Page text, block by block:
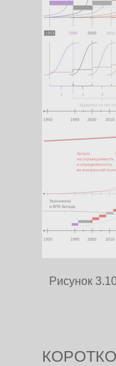
Рисунок
КОРОТКО